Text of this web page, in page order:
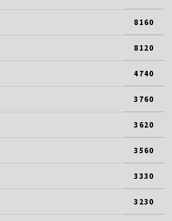
8160
8120
4740
3760
3620
3560
3330
3230